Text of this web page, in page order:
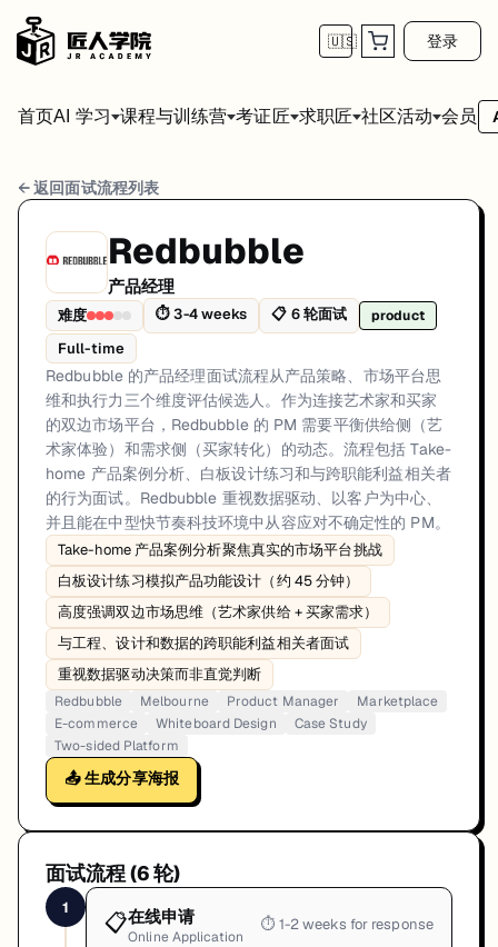
🇺🇸 登录
首页AI 学习 课程与训练营 考证匠 求职匠 社区活动 会员
Redbubble 产品经理 面试流程
岗位方向: product
Redbubble 的产品经理面试流程从产品策略、市场平台思维和执行力
Redbubble的产品经理面试共6轮，以下是每轮面试的详细流程和准备建
第1轮 (1-2 weeks for response): 通过 Redbubble 在
面试亮点: Take-home product case study focused on real
标签: Redbubble, Melbourne, Product Manager, Marketplace, E-
← 返回面试流程列表
Redbubble
产品经理
难度 ⏱3-4 weeks 📋 6轮面试 product
Full-time
Redbubble 的产品经理面试流程从产品策略、市场平台思
维和执行力三个维度评估候选人。作为连接艺术家和买家
的双边市场平台，Redbubble 的 PM 需要平衡供给侧（艺
术家体验）和需求侧（买家转化）的动态。流程包括 Take-
home 产品案例分析、白板设计练习和与跨职能利益相关者
的行为面试。Redbubble 重视数据驱动、以客户为中心、
并且能在中型快节奏科技环境中从容应对不确定性的 PM。
Take-home 产品案例分析聚焦真实的市场平台挑战
白板设计练习模拟产品功能设计（约 45 分钟）
高度强调双边市场思维（艺术家供给 + 买家需求）
与工程、设计和数据的跨职能利益相关者面试
重视数据驱动决策而非直觉判断
Redbubble Melbourne Product Manager
Marketplace
E-commerce
Whiteboard Design
Case Study
Two-sided Platform
📤 生成分享海报
面试流程 (6轮)
1
📋在线申请
Online Application
⏱ 1-2 weeks for response